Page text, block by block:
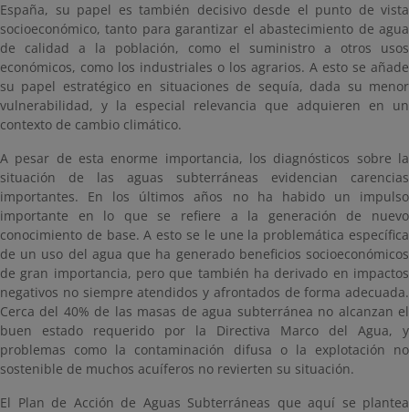
España, su papel es también decisivo desde el punto de vista
socioeconómico, tanto para garantizar el abastecimiento de agua
de calidad a la población, como el suministro a otros usos
económicos, como los industriales o los agrarios. A esto se añade
su papel estratégico en situaciones de sequía, dada su menor
vulnerabilidad, y la especial relevancia que adquieren en un
contexto de cambio climático.
A pesar de esta enorme importancia, los diagnósticos sobre la
situación de las aguas subterráneas evidencian carencias
importantes. En los últimos años no ha habido un impulso
importante en lo que se refiere a la generación de nuevo
conocimiento de base. A esto se le une la problemática específica
de un uso del agua que ha generado beneficios socioeconómicos
de gran importancia, pero que también ha derivado en impactos
negativos no siempre atendidos y afrontados de forma adecuada.
Cerca del 40% de las masas de agua subterránea no alcanzan el
buen estado requerido por la Directiva Marco del Agua, y
problemas como la contaminación difusa o la explotación no
sostenible de muchos acuíferos no revierten su situación.
El Plan de Acción de Aguas Subterráneas que aquí se plantea